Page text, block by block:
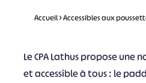
Accueil>Accessibles aux
Le CPA Lathus propose
et accessible à tous : le